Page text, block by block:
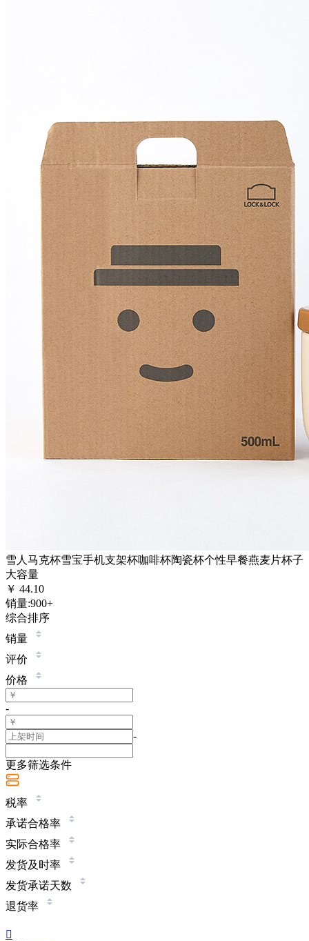
雪人马克杯雪宝手机支架杯咖啡杯陶瓷杯个性早餐燕麦片杯子
大容量
￥ 44.10
销量:900+
综合排序
销量
评价
价格
-
-
更多筛选条件
税率
承诺合格率
实际合格率
发货及时率
发货承诺天数
退货率
